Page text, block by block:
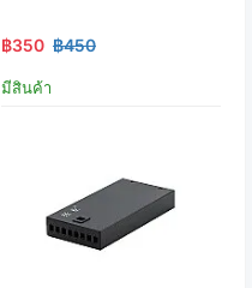
฿350 ฿450
มีสินค้า